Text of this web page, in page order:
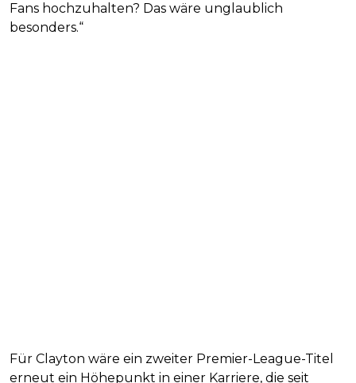
Fans hochzuhalten? Das wäre unglaublich
besonders.“
Für Clayton wäre ein zweiter Premier-League-Titel
erneut ein Höhepunkt in einer Karriere, die seit